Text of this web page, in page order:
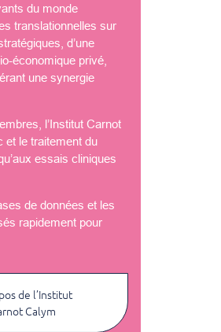
du monde
translationnelles sur
d’une
économique privé,
une synergie
l’Institut Carnot
et le traitement du
essais cliniques
de données et les
rapidement pour
de l’Institut
Calym